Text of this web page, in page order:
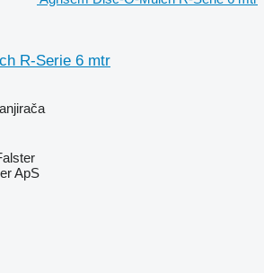
R-Serie 6 mtr
ApS